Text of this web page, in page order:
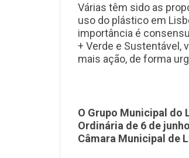
Várias têm sido as
uso do plástico em
importância é
+ Verde e Sustentável,
mais ação, de forma
O Grupo Municipal do
Ordinária de 6 de
Câmara Municipal de